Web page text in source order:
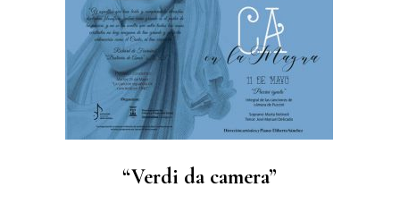
“Verdi da camera”